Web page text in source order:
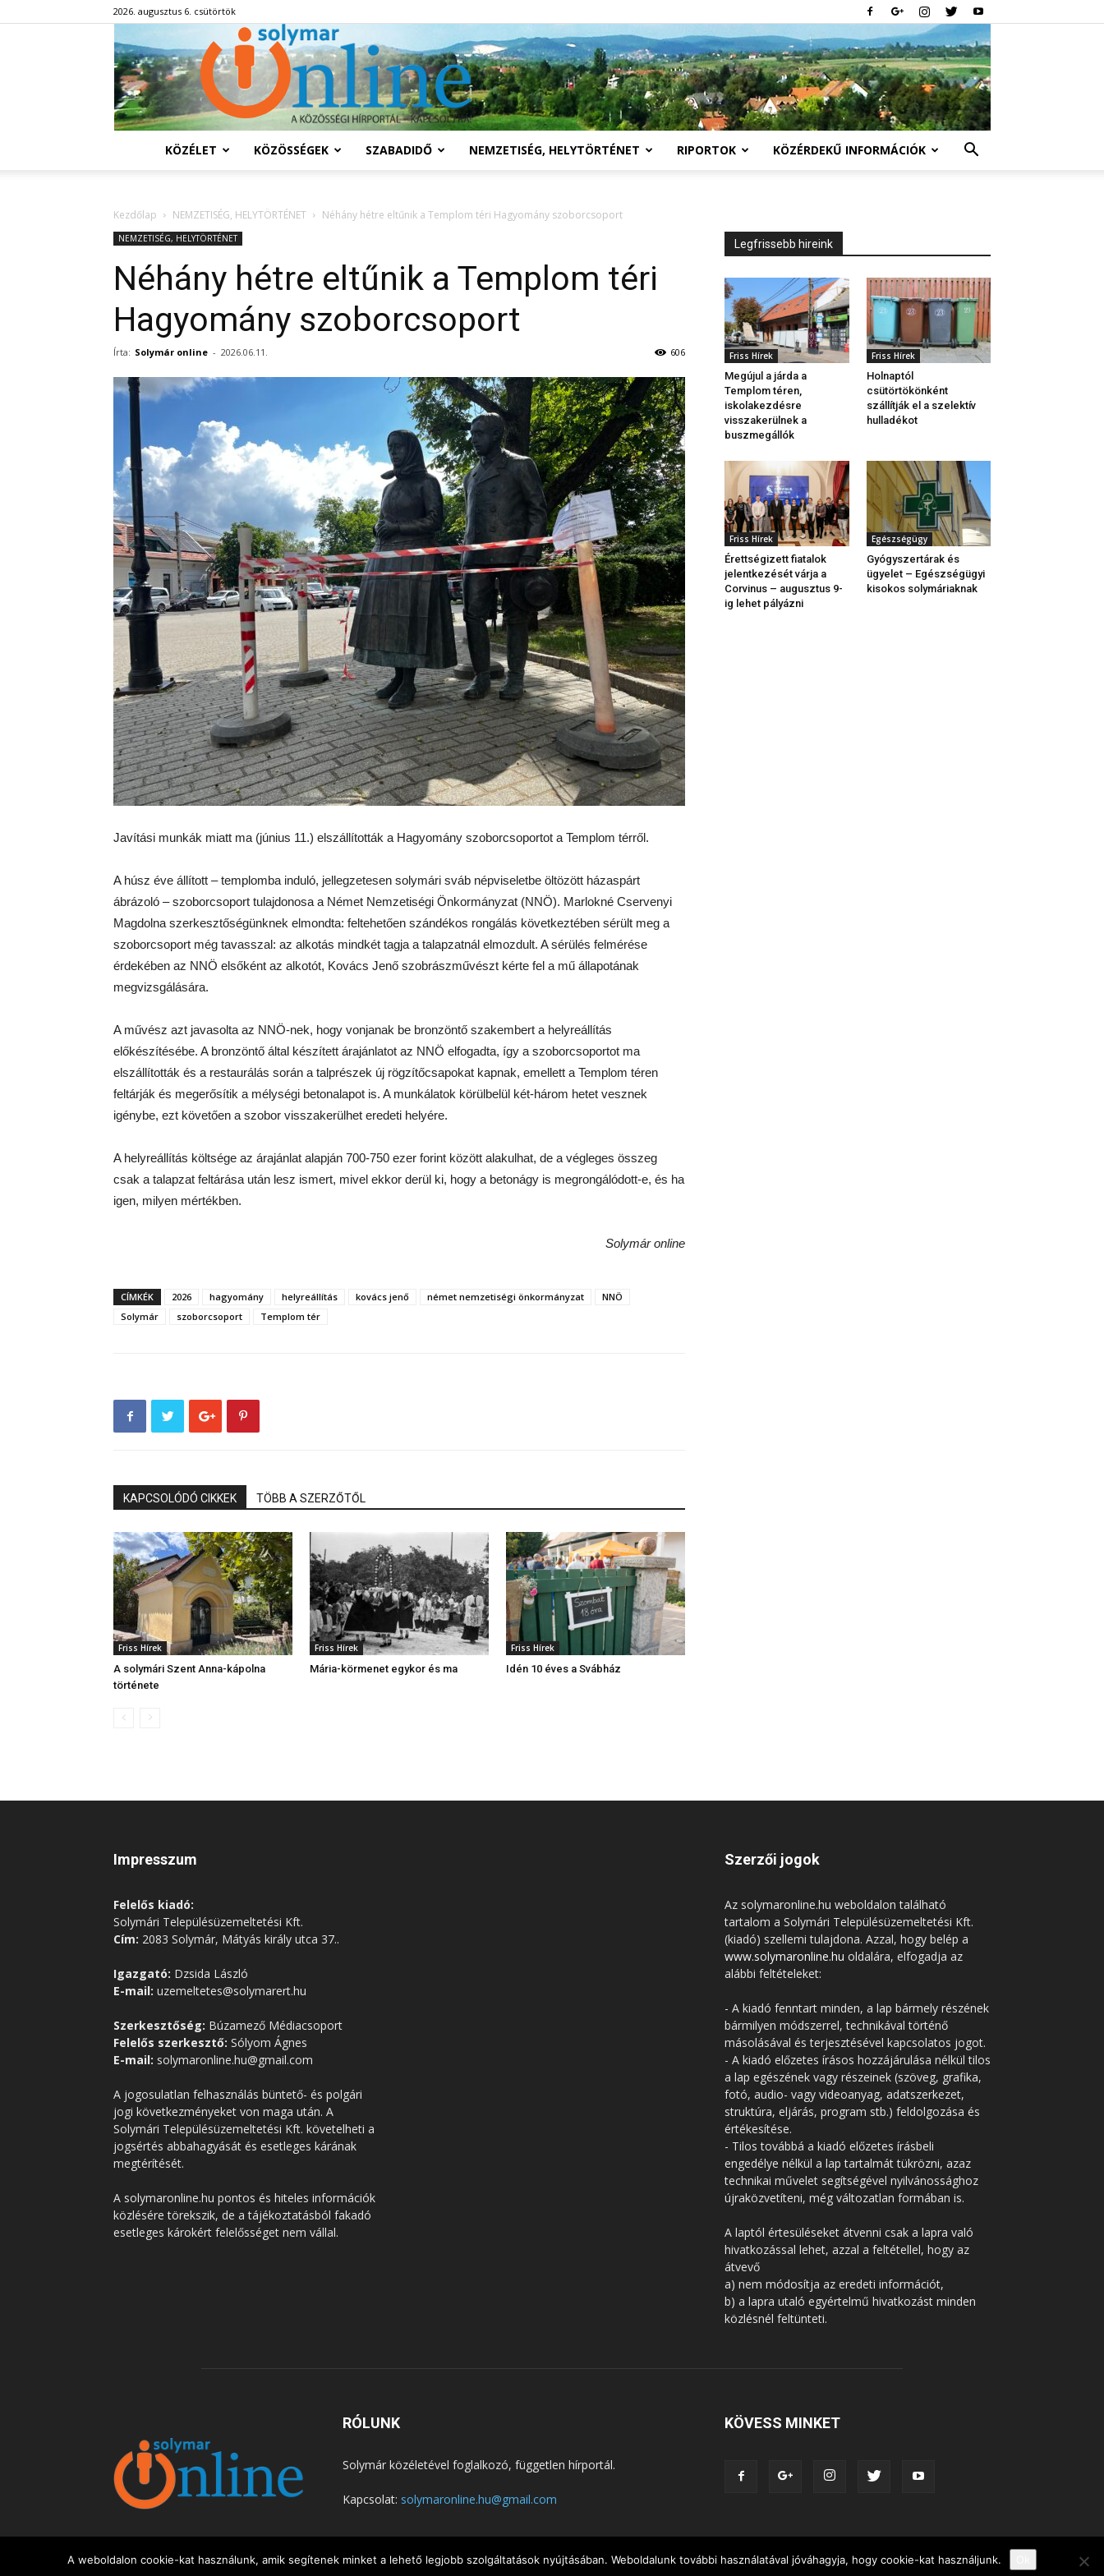
2026. augusztus 6. csütörtök
Solymár
KÖZÉLET KÖZÖSSÉGEK SZABADIDŐ NEMZETISÉG, HELYTÖRTÉNET RIPORTOK KÖZÉRDEKŰ INFORMÁCIÓK
Kezdőlap NEMZETISÉG, HELYTÖRTÉNET Néhány hétre eltűnik a Templom téri Hagyomány szoborcsoport
NEMZETISÉG, HELYTÖRTÉNET
Néhány hétre eltűnik a Templom téri
Hagyomány szoborcsoport
Írta: Solymár online - 2026.06.11. 606
Javítási munkák miatt ma (június 11.) elszállították a Hagyomány szoborcsoportot a Templom térről.
A húsz éve állított – templomba induló, jellegzetesen solymári sváb népviseletbe öltözött házaspárt
ábrázoló – szoborcsoport tulajdonosa a Német Nemzetiségi Önkormányzat (NNÖ). Marlokné Cservenyi
Magdolna szerkesztőségünknek elmondta: feltehetően szándékos rongálás következtében sérült meg a
szoborcsoport még tavasszal: az alkotás mindkét tagja a talapzatnál elmozdult. A sérülés felmérése
érdekében az NNÖ elsőként az alkotót, Kovács Jenő szobrászművészt kérte fel a mű állapotának
megvizsgálására.
A művész azt javasolta az NNÖ-nek, hogy vonjanak be bronzöntő szakembert a helyreállítás
előkészítésébe. A bronzöntő által készített árajánlatot az NNÖ elfogadta, így a szoborcsoportot ma
elszállították és a restaurálás során a talprészek új rögzítőcsapokat kapnak, emellett a Templom téren
feltárják és megerősítik a mélységi betonalapot is. A munkálatok körülbelül két-három hetet vesznek
igénybe, ezt követően a szobor visszakerülhet eredeti helyére.
A helyreállítás költsége az árajánlat alapján 700-750 ezer forint között alakulhat, de a végleges összeg
csak a talapzat feltárása után lesz ismert, mivel ekkor derül ki, hogy a betonágy is megrongálódott-e, és ha
igen, milyen mértékben.
Solymár online
CÍMKÉK 2026 hagyomány helyreállítás kovács jenő német nemzetiségi önkormányzat
NNÖ
Solymár
szoborcsoport Templom tér
KAPCSOLÓDÓ CIKKEK TÖBB A SZERZŐTŐL
Friss Hírek
A solymári Szent Anna-kápolna
története
Friss Hírek
Mária-körmenet egykor és ma
Friss Hírek
Idén 10 éves a Svábház
Legfrissebb hireink
Friss Hírek
Megújul a járda a
Templom téren,
iskolakezdésre
visszakerülnek a
buszmegállók
Friss Hírek
Holnaptól
csütörtökönként
szállítják el a szelektív
hulladékot
Friss Hírek
Érettségizett fiatalok
jelentkezését várja a
Corvinus – augusztus 9-
ig lehet pályázni
Egészségügy
Gyógyszertárak és
ügyelet – Egészségügyi
kisokos solymáriaknak
Impresszum
Felelős kiadó:
Solymári Településüzemeltetési Kft.
Cím: 2083 Solymár, Mátyás király utca 37..
Igazgató: Dzsida László
E-mail: uzemeltetes@solymarert.hu
Szerkesztőség: Búzamező Médiacsoport
Felelős szerkesztő: Sólyom Ágnes
E-mail: solymaronline.hu@gmail.com
A jogosulatlan felhasználás büntető- és polgári
jogi következményeket von maga után. A
Solymári Településüzemeltetési Kft. követelheti a
jogsértés abbahagyását és esetleges kárának
megtérítését.
A solymaronline.hu pontos és hiteles információk
közlésére törekszik, de a tájékoztatásból fakadó
esetleges károkért felelősséget nem vállal.
Szerzői jogok
Az solymaronline.hu weboldalon található
tartalom a Solymári Településüzemeltetési Kft.
(kiadó) szellemi tulajdona. Azzal, hogy belép a
www.solymaronline.hu oldalára, elfogadja az
alábbi feltételeket:
- A kiadó fenntart minden, a lap bármely részének
bármilyen módszerrel, technikával történő
másolásával és terjesztésével kapcsolatos jogot.
- A kiadó előzetes írásos hozzájárulása nélkül tilos
a lap egészének vagy részeinek (szöveg, grafika,
fotó, audio- vagy videoanyag, adatszerkezet,
struktúra, eljárás, program stb.) feldolgozása és
értékesítése.
- Tilos továbbá a kiadó előzetes írásbeli
engedélye nélkül a lap tartalmát tükrözni, azaz
technikai művelet segítségével nyilvánossághoz
újraközvetíteni, még változatlan formában is.
A laptól értesüléseket átvenni csak a lapra való
hivatkozással lehet, azzal a feltétellel, hogy az
átvevő
a) nem módosítja az eredeti információt,
b) a lapra utaló egyértelmű hivatkozást minden
közlésnél feltünteti.
RÓLUNK
Solymár közéletével foglalkozó, független hírportál.
Kapcsolat: solymaronline.hu@gmail.com
KÖVESS MINKET
KÖZÖSSÉGEK RIPORTOK KÖZÉRDEKŰ INFORMÁCIÓK
© Copyright 2015 - Solymár Online
A weboldalon cookie-kat használunk, amik segítenek minket a lehető legjobb szolgáltatások nyújtásában. Weboldalunk további használatával jóváhagyja, hogy cookie-kat használjunk.